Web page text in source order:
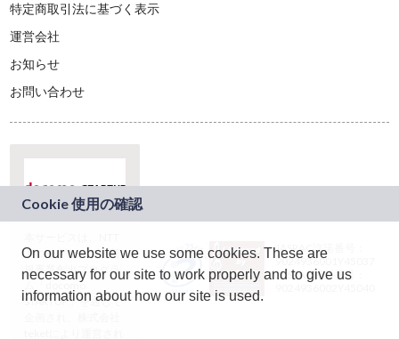
特定商取引法に基づく表示
運営会社
お知らせ
お問い合わせ
ドコモグループの新
規事業創出プログラ
ム「docomo
STARTUP」を通じて
JASRAC許諾番号：
9024936001Y45037
JASRAC許諾番号：
On our website we use some cookies. These are
necessary for our site to work properly and to give us
information about how our site is used.